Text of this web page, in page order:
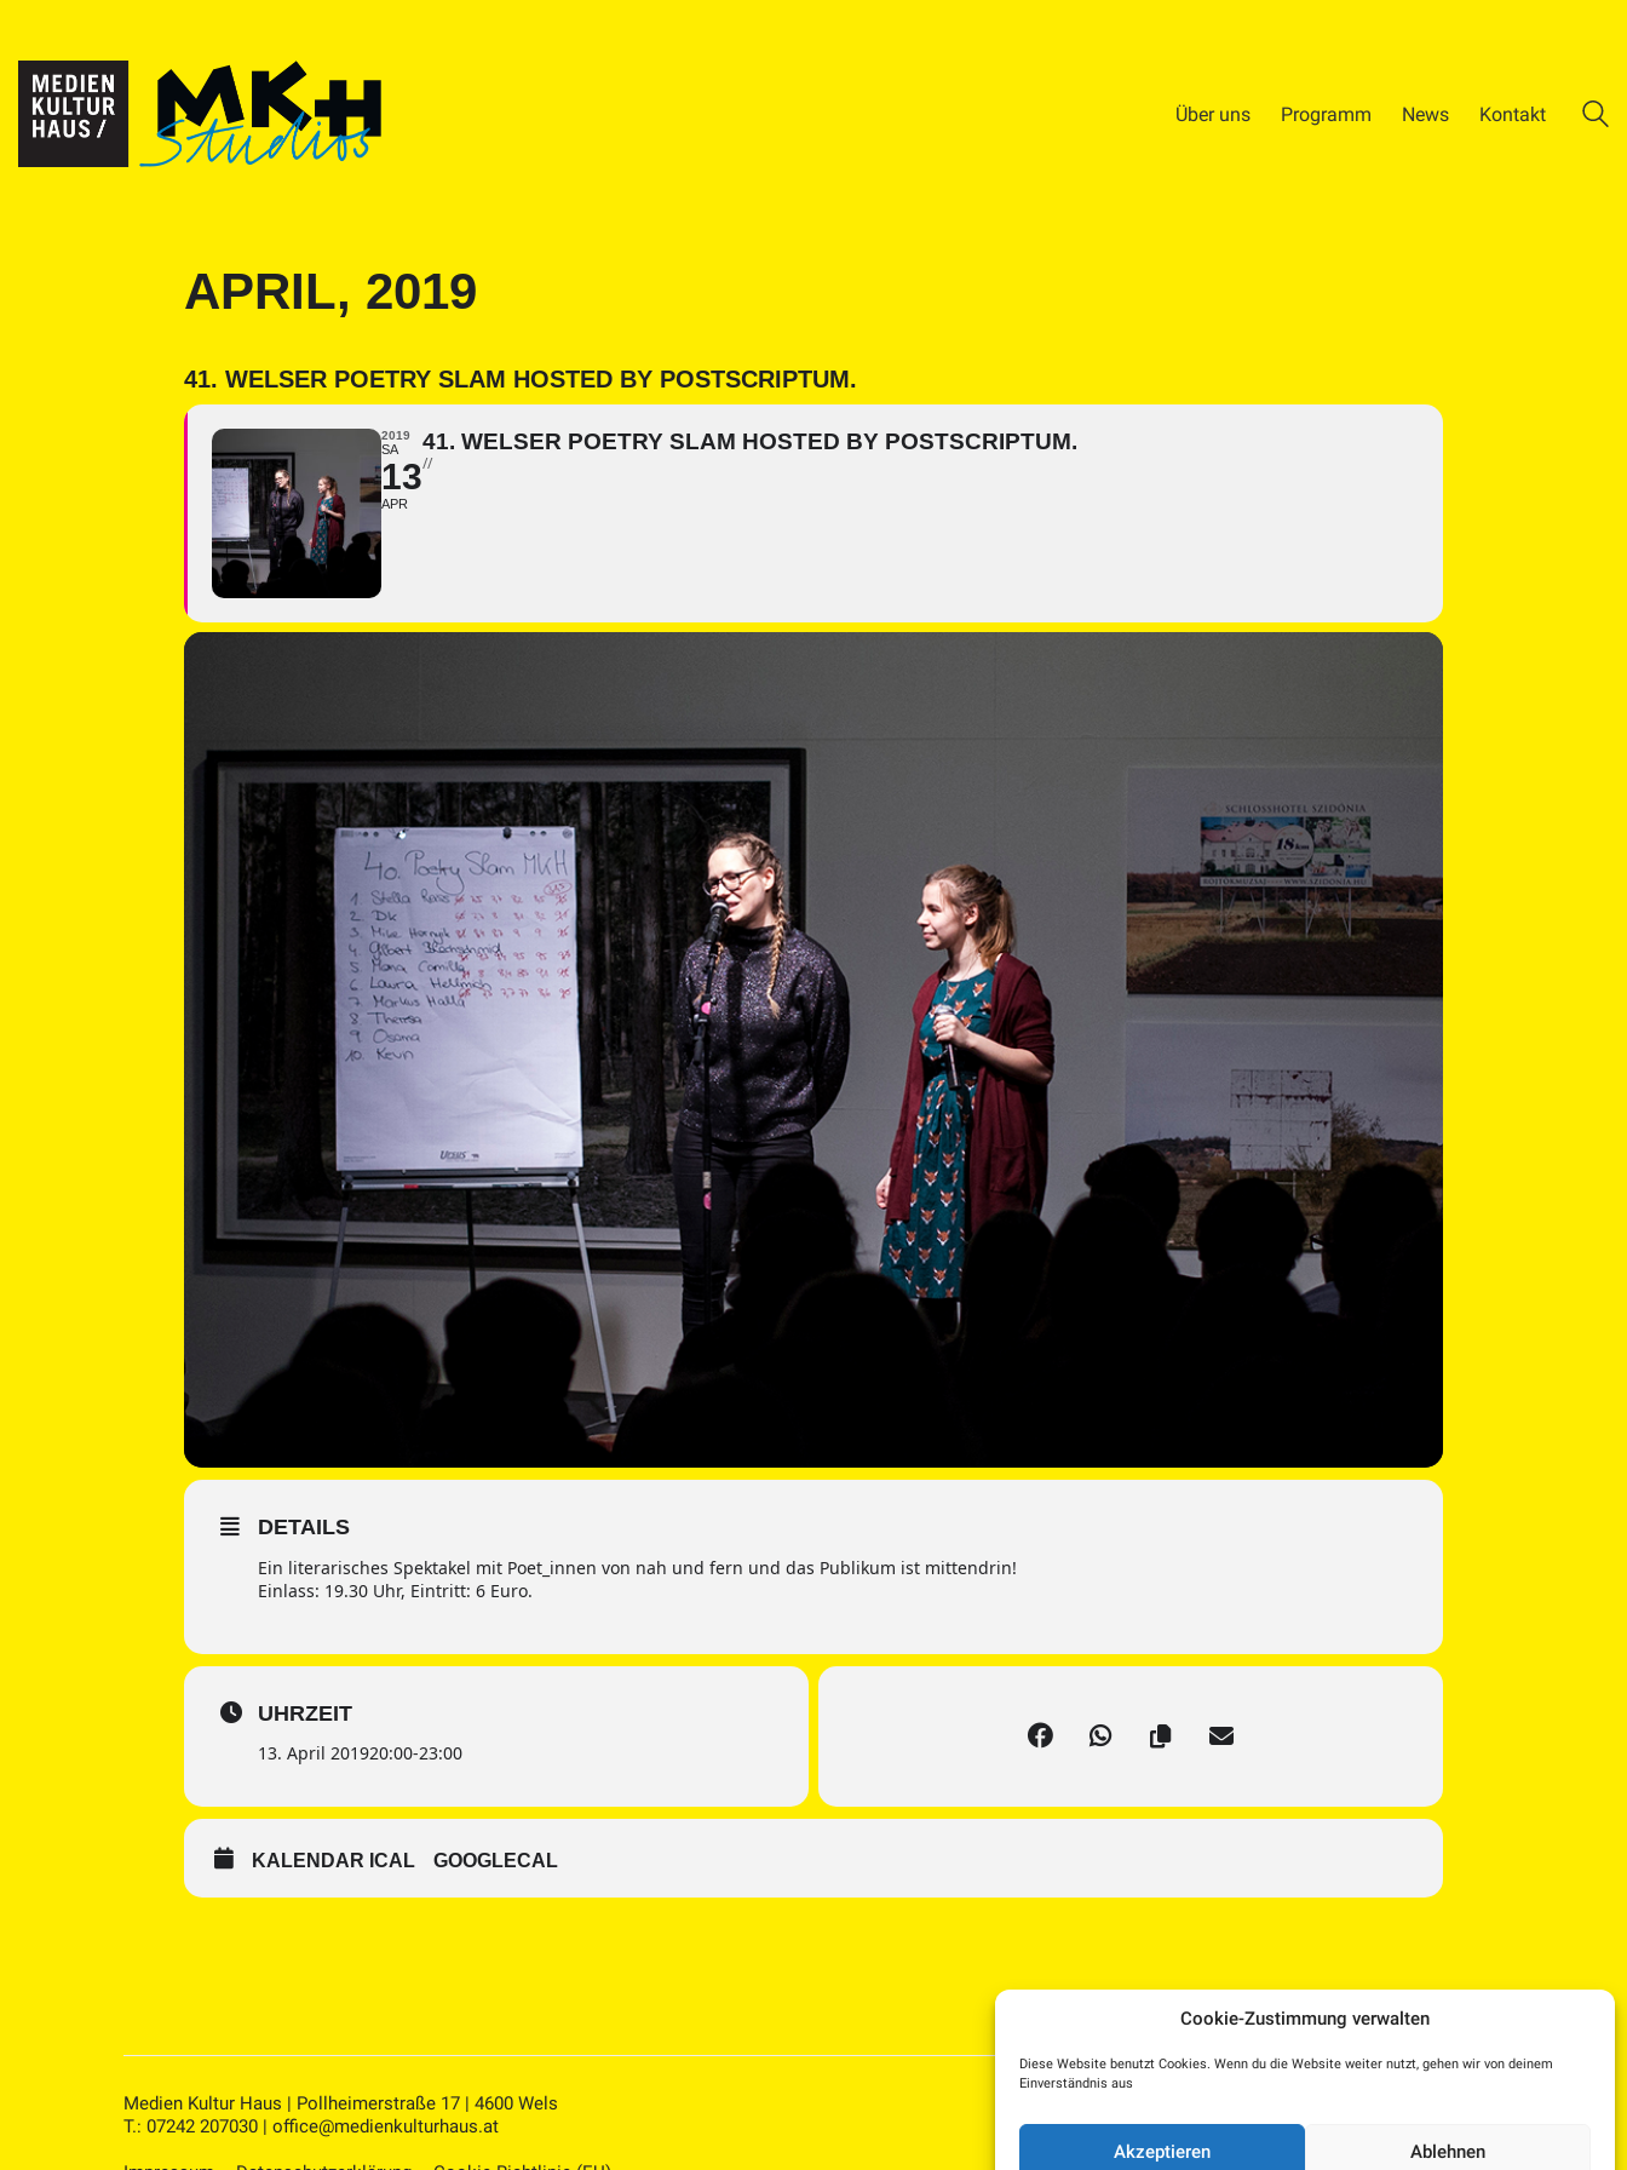
Cookie-Zustimmung verwalten
Diese Website benutzt Cookies. Wenn du die Website weiter nutzt, gehen wir von deinem
Einverständnis aus
Akzeptieren Ablehnen
Über uns Programm News Kontakt
APRIL, 2019
41. WELSER POETRY SLAM HOSTED BY POSTSCRIPTUM.
2019
SA
13
APR
41. WELSER POETRY SLAM HOSTED BY POSTSCRIPTUM.
//
DETAILS
Ein literarisches Spektakel mit Poet_innen von nah und fern und das Publikum ist mittendrin!
Einlass: 19.30 Uhr, Eintritt: 6 Euro.
UHRZEIT
13. April 201920:00-23:00
KALENDAR ICAL GOOGLECAL
Facebook Instagram
Medien Kultur Haus | Pollheimerstraße 17 | 4600 Wels
T.: 07242 207030 | office@medienkulturhaus.at